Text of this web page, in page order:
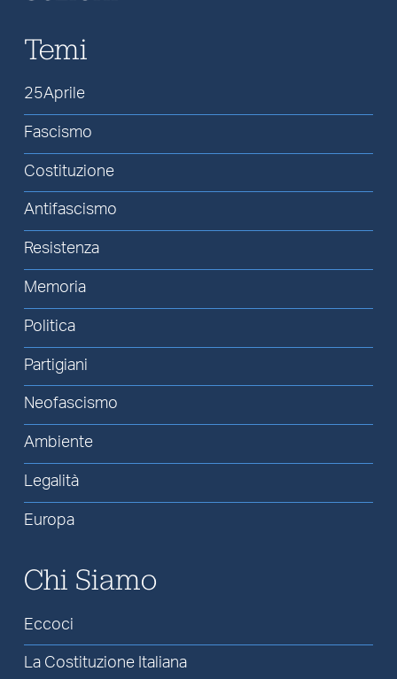
Temi
25Aprile
Fascismo
Costituzione
Antifascismo
Resistenza
Memoria
Politica
Partigiani
Neofascismo
Ambiente
Legalità
Europa
Chi Siamo
Eccoci
La Costituzione Italiana